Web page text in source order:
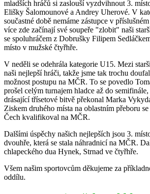
mladších hráčů si zaslouší vyzdvihnout 3.
Elišky Šalomounové a Andrey Uherové. V
součastné době nemáme zástupce v
více zde začínají své soupeře "zlobit" naši
se spoluhráčem z Dobrušky Filipem
místo v mužské čtyřhře.
V neděli se odehrála kategorie U15. Mezi
naši nejlepší hráči, takže jsme tak trochu
možnost postupu na MČR. To se povedlo
prošel celým turnajem hladce až do
drásající třísetové bitvě překonal Marka
Ziskem druhého místa na oblastním přeboru
Čech kvalifikoval na MČR.
Dalšími úspěchy našich nejlepších jsou 3.
dvouhře, která se stala náhradnicí na MČR.
chlapeckého dua Hynek, Strnad ve čtyřhře.
Všem našim sportovcům děkujeme za
oddílu.